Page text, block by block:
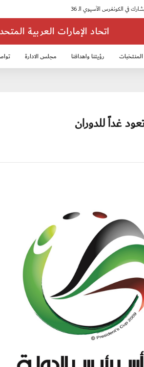
اتحاد الإمارات العربية
المنتخبات رؤيتنا واهدافنا مجلس الادارة
غداً للدوران